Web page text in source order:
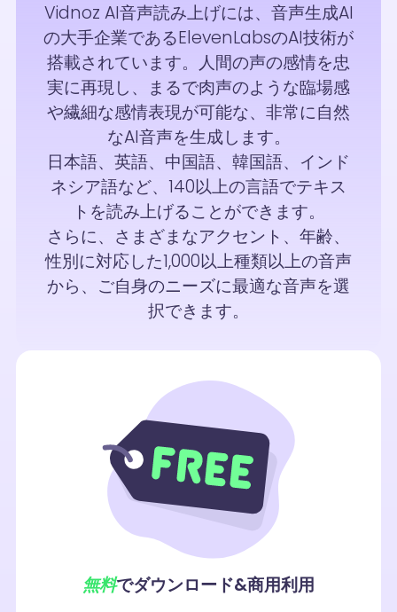
Vidnoz AI音声読み上げには、音声生成AI
の大手企業であるElevenLabsのAI技術が
搭載されています。人間の声の感情を忠
実に再現し、まるで肉声のような臨場感
や繊細な感情表現が可能な、非常に自然
なAI音声を生成します。
日本語、英語、中国語、韓国語、インド
ネシア語など、140以上の言語でテキス
トを読み上げることができます。
さらに、さまざまなアクセント、年齢、
性別に対応した1,000以上種類以上の音声
から、ご自身のニーズに最適な音声を選
択できます。
無料でダウンロード&商用利用